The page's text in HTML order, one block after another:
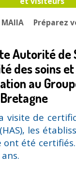
Préparez
Autorité de
des soins
au
visite de
les
été